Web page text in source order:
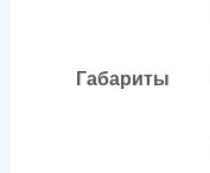
Габариты